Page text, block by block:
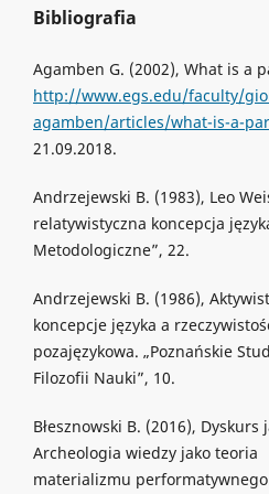
Bibliografia
Agamben G. (2002), What is a
http://www.egs.edu/faculty/
agamben/articles/what-is-a-
21.09.2018.
Andrzejewski B. (1983), Leo
relatywistyczna koncepcja
Metodologiczne”, 22.
Andrzejewski B. (1986),
koncepcje języka a
pozajęzykowa. „Poznańskie
Filozofii Nauki”, 10.
Błesznowski B. (2016), Dyskurs
Archeologia wiedzy jako teoria
materializmu